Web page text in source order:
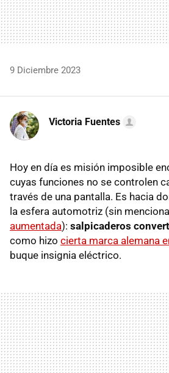
9 Diciembre 2023
Victoria Fuentes
Hoy en día es misión imposible
cuyas funciones no se controlen
través de una pantalla. Es hacia
la esfera automotriz (sin
aumentada): salpicaderos
como hizo cierta marca alemana
buque insignia eléctrico.